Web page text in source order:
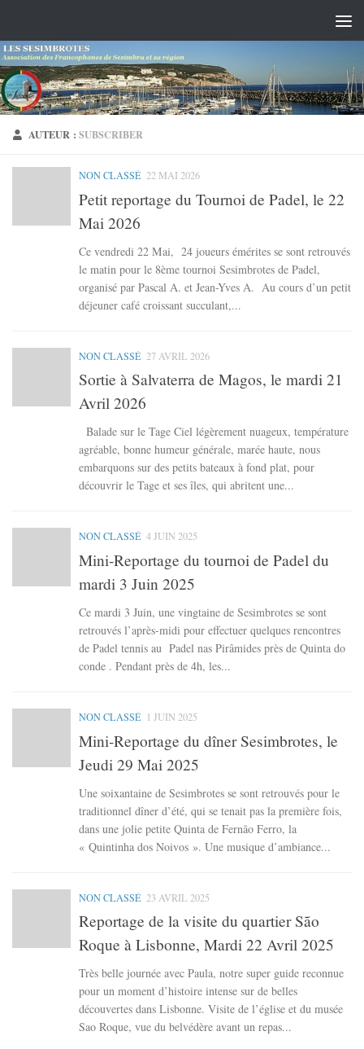
AUTEUR :SUBSCRIBER
NON CLASSÉ 22 MAI 2026
Petit reportage du Tournoi de Padel, le 22
Mai 2026
Ce vendredi 22 Mai, 24 joueurs émérites se sont retrouvés
le matin pour le 8ème tournoi Sesimbrotes de Padel,
organisé par Pascal A. et Jean-Yves A. Au cours d’un petit
déjeuner café croissant succulant,...
NON CLASSÉ 27 AVRIL 2026
Sortie à Salvaterra de Magos, le mardi 21
Avril 2026
Balade sur le Tage Ciel légèrement nuageux, température
agréable, bonne humeur générale, marée haute, nous
embarquons sur des petits bateaux à fond plat, pour
découvrir le Tage et ses îles, qui abritent une...
NON CLASSÉ 4 JUIN 2025
Mini-Reportage du tournoi de Padel du
mardi 3 Juin 2025
Ce mardi 3 Juin, une vingtaine de Sesimbrotes se sont
retrouvés l’après-midi pour effectuer quelques rencontres
de Padel tennis au Padel nas Pirâmides près de Quinta do
conde . Pendant près de 4h, les...
NON CLASSÉ 1 JUIN 2025
Mini-Reportage du dîner Sesimbrotes, le
Jeudi 29 Mai 2025
Une soixantaine de Sesimbrotes se sont retrouvés pour le
traditionnel dîner d’été, qui se tenait pas la première fois,
dans une jolie petite Quinta de Fernão Ferro, la
« Quintinha dos Noivos ». Une musique d’ambiance...
NON CLASSÉ 23 AVRIL 2025
Reportage de la visite du quartier São
Roque à Lisbonne, Mardi 22 Avril 2025
Très belle journée avec Paula, notre super guide reconnue
pour un moment d’histoire intense sur de belles
découvertes dans Lisbonne. Visite de l’église et du musée
Sao Roque, vue du belvédère avant un repas...